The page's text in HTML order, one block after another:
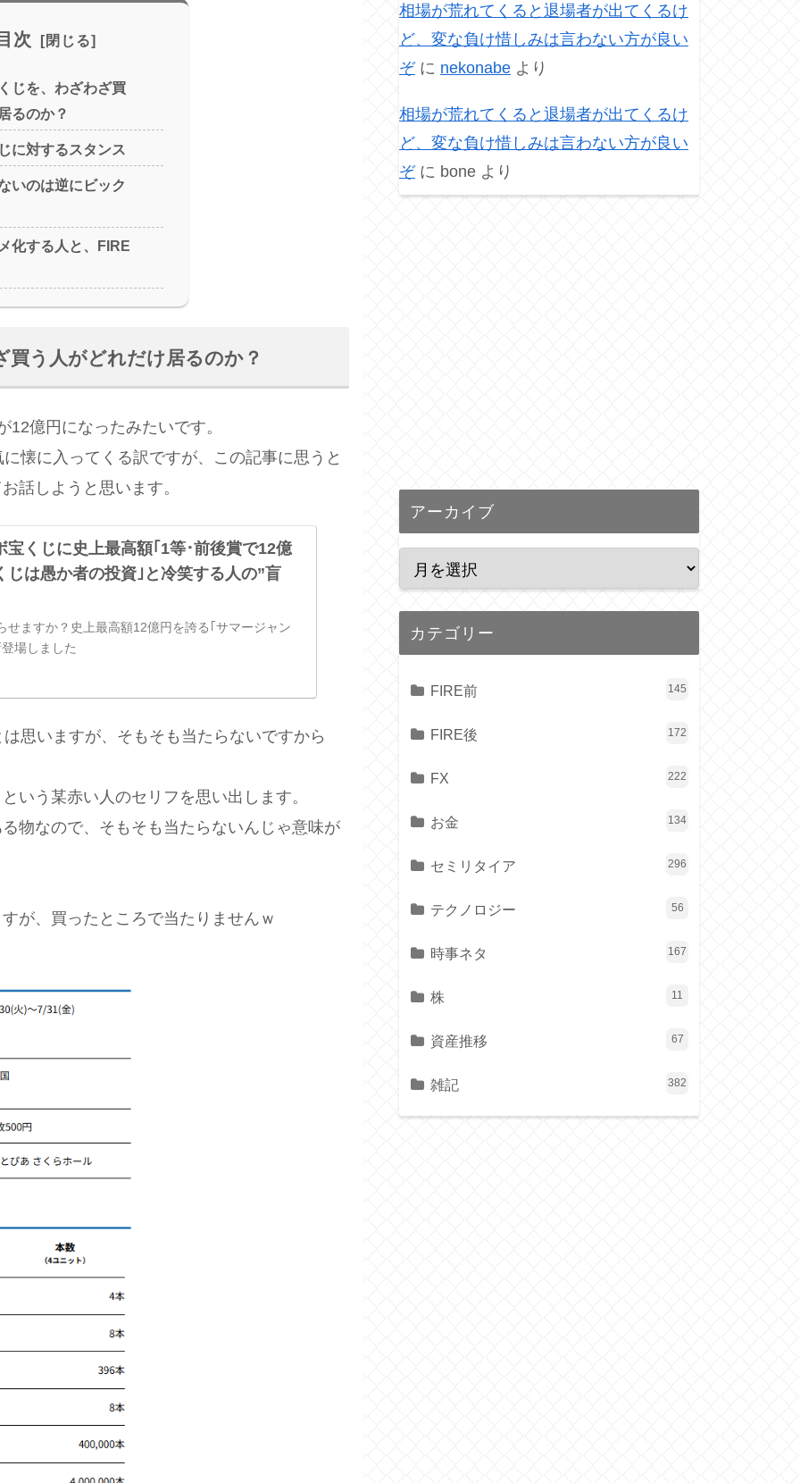
次
じを、わざわざ買
るのか？
に対するスタンス
いのは逆にビック
化する人と、FIRE
う人がどれだけ居るのか？
億円になったみたいです。
懐に入ってくる訳ですが、この記事に思うと
話しようと思います。
宝くじに史上最高額｢1等･前後賞で12億
は愚か者の投資｣と冷笑する人の”盲
せますか？史上最高額12億円を誇る｢サマージャン
場しました
思いますが、そもそも当たらないですから
いう某赤い人のセリフを思い出します。
物なので、そもそも当たらないんじゃ意味が
が、買ったところで当たりませんｗ
相場が荒れてくると退場者が出てくるけ
ど、変な負け惜しみは言わない方が良い
ぞに nekonabe より
相場が荒れてくると退場者が出てくるけ
ど、変な負け惜しみは言わない方が良い
ぞに bone より
アーカイブ
カテゴリー
FIRE前 145
FIRE後 172
FX 222
お金 134
セミリタイア 296
テクノロジー 56
時事ネタ 167
株 11
資産推移 67
雑記 382